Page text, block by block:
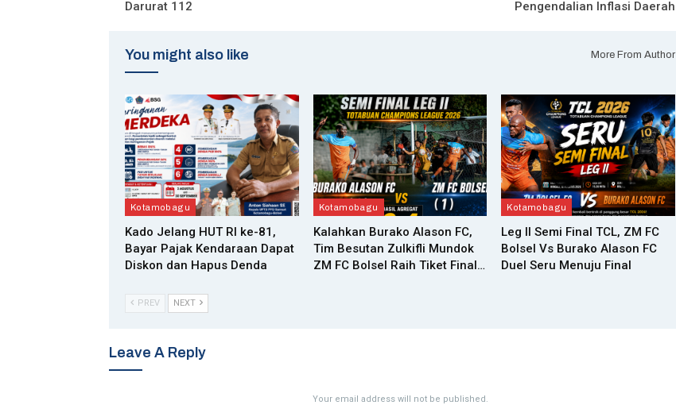
Darurat 112
Pengendalian Inflasi Daerah
You might also like More From Author
Kotamobagu
Kado Jelang HUT RI ke-81,
Bayar Pajak Kendaraan Dapat
Diskon dan Hapus Denda
Kotamobagu
Kalahkan Burako Alason FC,
Tim Besutan Zulkifli Mundok
ZM FC Bolsel Raih Tiket Final…
Kotamobagu
Leg II Semi Final TCL, ZM FC
Bolsel Vs Burako Alason FC
Duel Seru Menuju Final
PREV NEXT
Leave A Reply
Your email address will not be published.